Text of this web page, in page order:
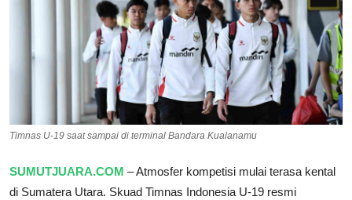
Timnas U-19 saat sampai di terminal Bandara Kualanamu
SUMUTJUARA.COM – Atmosfer kompetisi mulai terasa kental
di Sumatera Utara. Skuad Timnas Indonesia U-19 resmi